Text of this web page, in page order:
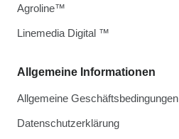
Allgemeine Informationen
Allgemeine Geschäftsbedingungen
Datenschutzerklärung
Agroline™
Linemedia Digital ™